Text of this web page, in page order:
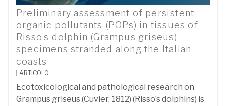
Preliminary assessment of persistent
organic pollutants (POPs) in tissues of
Risso’s dolphin (Grampus griseus)
specimens stranded along the Italian
coasts
ARTICOLO
Ecotoxicological and pathological research on
Grampus griseus (Cuvier, 1812) (Risso’s dolphins) is